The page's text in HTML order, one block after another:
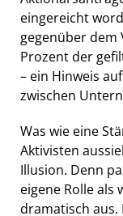
eingereicht
gegenüber dem
Prozent der
– ein Hinweis
zwischen
Was wie eine
Aktivisten
Illusion. Denn
eigene Rolle
dramatisch aus.